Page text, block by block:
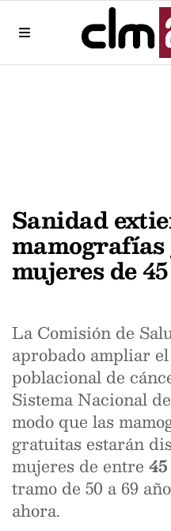
Sanidad
mujeres de
La Comisión de
aprobado ampliar
poblacional de
Sistema Nacional
modo que las
gratuitas estarán
mujeres de entre
tramo de 50 a 69
ahora.